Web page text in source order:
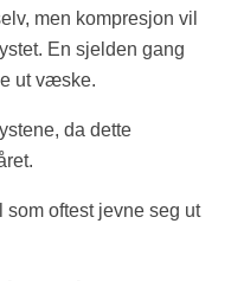
men kompresjon vil
En sjelden gang
ut væske.
da dette
som oftest jevne seg ut